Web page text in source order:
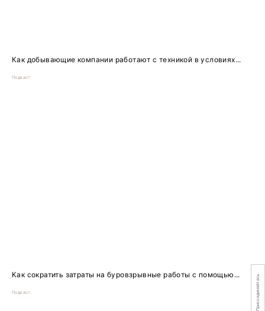
Как добывающие компании работают с техникой в условиях...
Подкаст
Как сократить затраты на буровзрывные работы с помощью...
Подкаст Присоединяйтесь